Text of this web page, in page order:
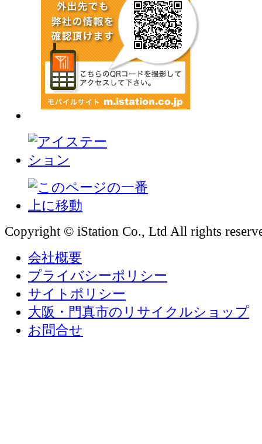
Copyright © iStation Co., Ltd All rights
会社概要
プライバシーポリシー
サイトポリシー
大阪・門真市のリサイクルショップ
お問合せ